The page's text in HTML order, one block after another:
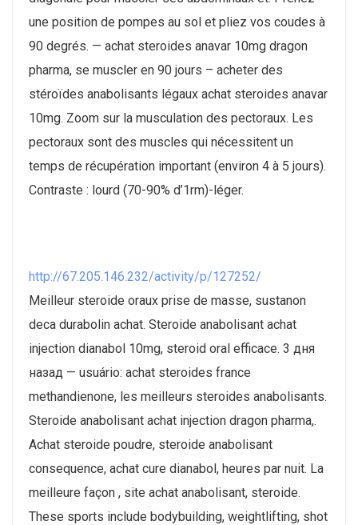
une position de pompes au sol et pliez vos coudes à
90 degrés. — achat steroides anavar 10mg dragon
pharma, se muscler en 90 jours – acheter des
stéroïdes anabolisants légaux achat steroides anavar
10mg. Zoom sur la musculation des pectoraux. Les
pectoraux sont des muscles qui nécessitent un
temps de récupération important (environ 4 à 5 jours).
Contraste : lourd (70-90% d’1rm)-léger.
http://67.205.146.232/activity/p/127252/
Meilleur steroide oraux prise de masse, sustanon
deca durabolin achat. Steroide anabolisant achat
injection dianabol 10mg, steroid oral efficace. 3 дня
назад — usuário: achat steroides france
methandienone, les meilleurs steroides anabolisants.
Steroide anabolisant achat injection dragon pharma,.
Achat steroide poudre, steroide anabolisant
consequence, achat cure dianabol, heures par nuit. La
meilleure façon , site achat anabolisant, steroide.
These sports include bodybuilding, weightlifting, shot